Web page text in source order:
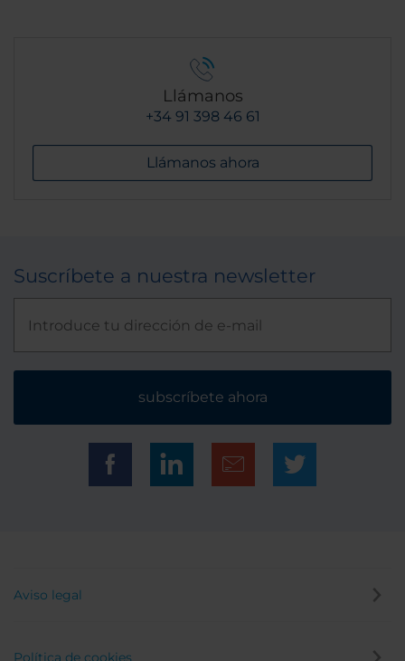
Llámanos
+34 91 398 46 61
Llámanos ahora
Suscríbete a nuestra newsletter
subscríbete ahora
Aviso legal
Política de cookies